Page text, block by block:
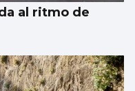
al ritmo de